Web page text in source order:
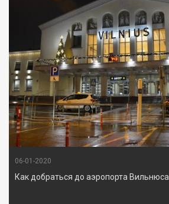
06-01-2020
Как добраться до аэропорта Вильнюса